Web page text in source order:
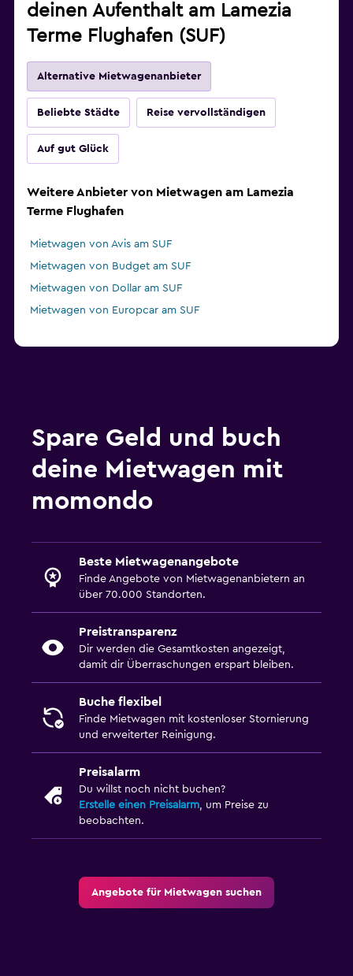
deinen Aufenthalt am Lamezia
Terme Flughafen (SUF)
Alternative Mietwagenanbieter
Beliebte Städte Reise vervollständigen
Auf gut Glück
Weitere Anbieter von Mietwagen am Lamezia
Terme Flughafen
Mietwagen von Avis am SUF
Mietwagen von Budget am SUF
Mietwagen von Dollar am SUF
Mietwagen von Europcar am SUF
Spare Geld und buch
deine Mietwagen mit
momondo
Beste Mietwagenangebote
Finde Angebote von Mietwagenanbietern an
über 70.000 Standorten.
Preistransparenz
Dir werden die Gesamtkosten angezeigt,
damit dir Überraschungen erspart bleiben.
Buche flexibel
Finde Mietwagen mit kostenloser Stornierung
und erweiterter Reinigung.
Preisalarm
Du willst noch nicht buchen?
Erstelle einen Preisalarm, um Preise zu
beobachten.
Angebote für Mietwagen suchen